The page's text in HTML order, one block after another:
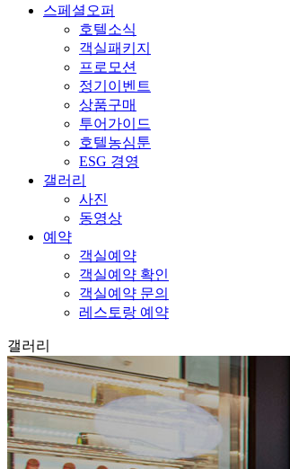
스페셜오퍼
호텔소식
객실패키지
프로모션
정기이벤트
상품구매
투어가이드
호텔농심툰
ESG 경영
갤러리
사진
동영상
예약
객실예약
객실예약 확인
객실예약 문의
레스토랑 예약
갤러리